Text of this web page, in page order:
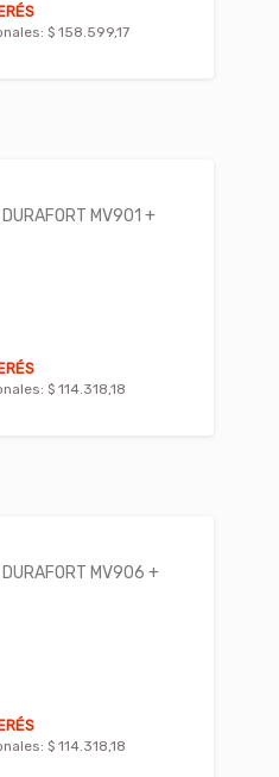
$ 158.599,17
MV901 +
$ 114.318,18
DURAFORT MV906 +
$ 114.318,18